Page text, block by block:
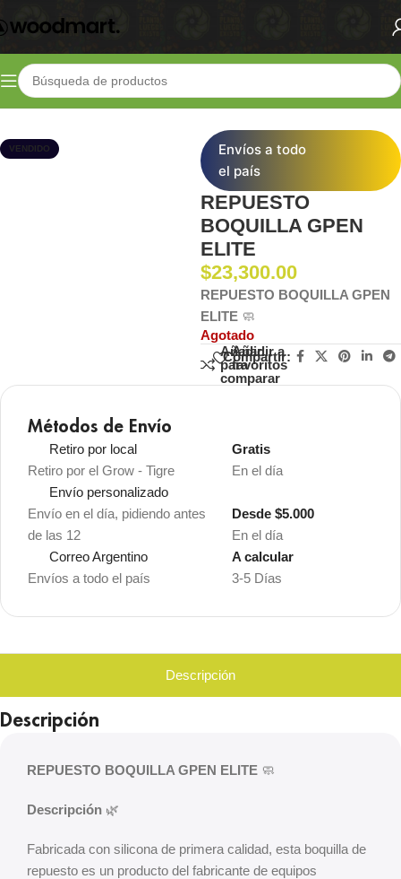
Inicio Shop Vaporizadores Repuestos y Accesorios
VENDIDO
Envíos a todo
el país
REPUESTO
BOQUILLA GPEN
ELITE
$23,300.00
REPUESTO BOQUILLA GPEN
ELITE 🧼
Agotado
Añadir
para
comparar
Añadir a
favoritos
Compartir:
Métodos de Envío
Retiro por local
Retiro por el Grow - Tigre
En el día
Gratis
Envío personalizado
Envío en el día, pidiendo antes
de las 12
En el día
Desde $5.000
Correo Argentino
Envíos a todo el país
3-5 Días
A calcular
Descripción
Descripción
REPUESTO BOQUILLA GPEN ELITE 🧼
Descripción 🌿
Fabricada con silicona de primera calidad, esta boquilla de
repuesto es un producto del fabricante de equipos